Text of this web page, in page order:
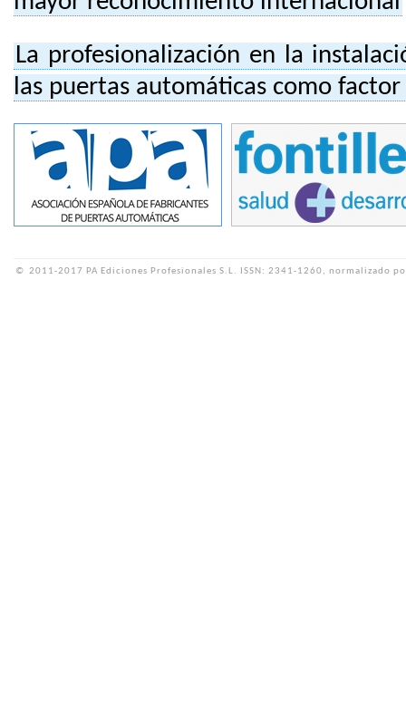
La profesionalización en la
las puertas automáticas como
© 2011-2017 PA Ediciones Profesionales S.L. ISSN: 2341-1260, normalizado